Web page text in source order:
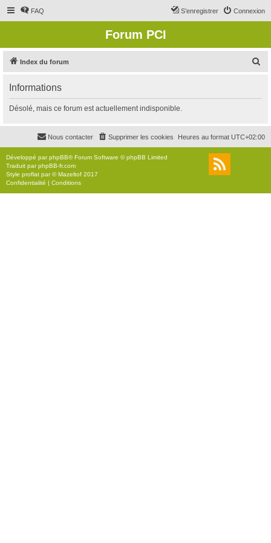
FAQ Connexion
S’enregistrer
Forum PCI
Index du forum
r
c
r
Informations
Désolé, mais ce forum est actuellement indisponible.
Heures au format UTC+02:00
Supprimer les cookies
Nous contacter
Développé parphpBB® Forum Software © phpBB Limited
Traduit parphpBB-fr.com
Style proflat par ©Mazeltof 2017
Confidentialité | Conditions